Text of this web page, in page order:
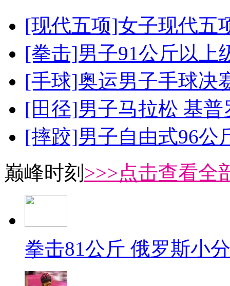
[现代五项]女子现代五
[拳击]男子91公斤以上
[手球]奥运男子手球决
[田径]男子马拉松 基
[摔跤]男子自由式96公
巅峰时刻 >>>点击查看全
拳击81公斤 俄罗斯小